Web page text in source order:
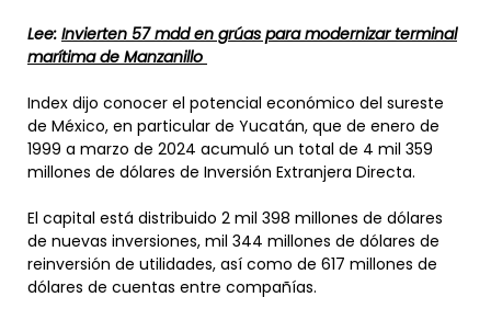
Lee: Invierten 57 mdd en grúas para modernizar terminal
marítima de Manzanillo
Index dijo conocer el potencial económico del sureste
de México, en particular de Yucatán, que de enero de
1999 a marzo de 2024 acumuló un total de 4 mil 359
millones de dólares de Inversión Extranjera Directa.
El capital está distribuido 2 mil 398 millones de dólares
de nuevas inversiones, mil 344 millones de dólares de
reinversión de utilidades, así como de 617 millones de
dólares de cuentas entre compañías.